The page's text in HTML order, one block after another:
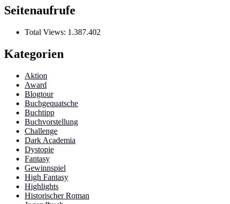
Seitenaufrufe
Total Views: 1.387.402
Kategorien
Aktion
Award
Blogtour
Buchgequatsche
Buchtipp
Buchvorstellung
Challenge
Dark Academia
Dystopie
Fantasy
Gewinnspiel
High Fantasy
Highlights
Historischer Roman